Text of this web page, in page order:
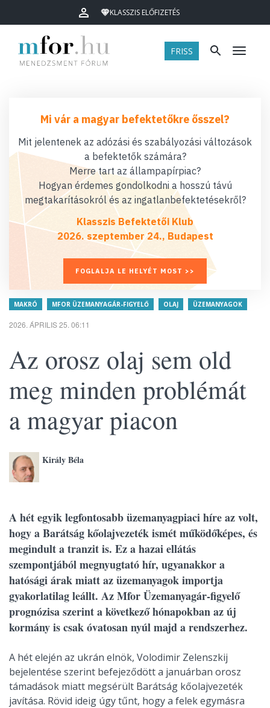
KLASSZIS ELŐFIZETÉS
FRISS Menü
Mi vár a magyar befektetőkre ősszel?
Mit jelentenek az adózási és szabályozási változások
a befektetők számára?
Merre tart az állampapírpiac?
Hogyan érdemes gondolkodni a hosszú távú
megtakarításokról és az ingatlanbefektetésekről?
Klasszis Befektetői Klub
2026. szeptember 24., Budapest
FOGLALJA LE HELYÉT MOST >>
MAKRÓ MFOR ÜZEMANYAGÁR-FIGYELŐ OLAJ ÜZEMANYAGOK
2026. ÁPRILIS 25. 06:11
Az orosz olaj sem old
meg minden problémát
a magyar piacon
Király Béla
A hét egyik legfontosabb üzemanyagpiaci híre az volt,
hogy a Barátság kőolajvezeték ismét működőképes, és
megindult a tranzit is. Ez a hazai ellátás
szempontjából megnyugtató hír, ugyanakkor a
hatósági árak miatt az üzemanyagok importja
gyakorlatilag leállt. Az Mfor Üzemanyagár-figyelő
prognózisa szerint a következő hónapokban az új
kormány is csak óvatosan nyúl majd a rendszerhez.
A hét elején az ukrán elnök, Volodimir Zelenszkij
bejelentése szerint befejeződött a januárban orosz
támadások miatt megsérült Barátság kőolajvezeték
javítása. Rövid ideig úgy tűnt, hogy a felek egymásra